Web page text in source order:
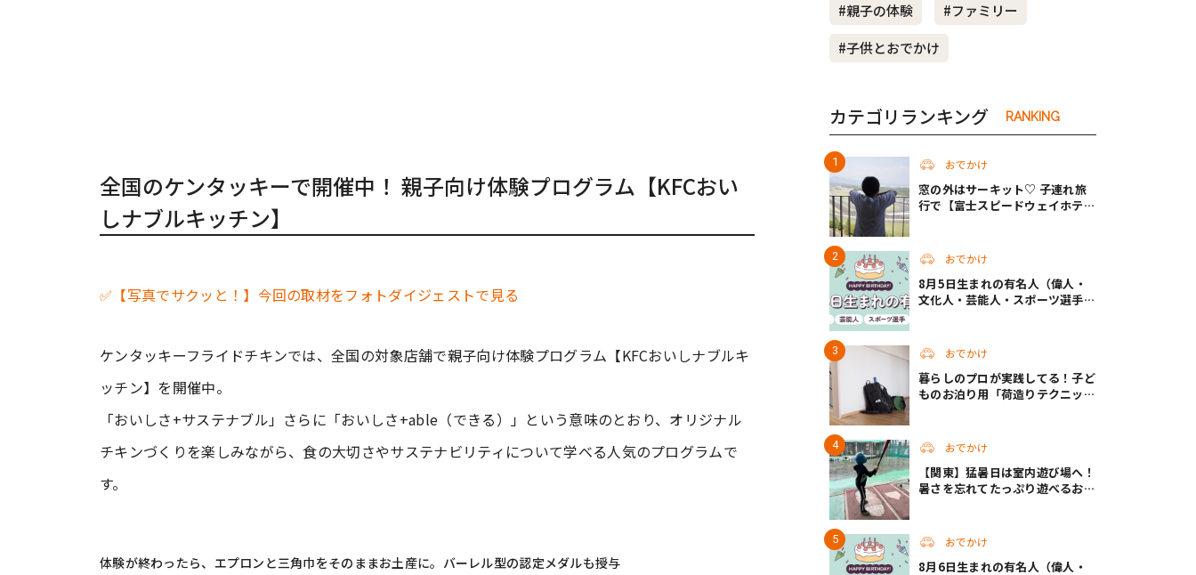
全国のケンタッキーで開催中！ 親子向け体験プログラム【KFCおい
しナブルキッチン】
✅【写真でサクッと！】今回の取材をフォトダイジェストで見る
ケンタッキーフライドチキンでは、全国の対象店舗で親子向け体験プログラム【KFCおいしナブルキ
ッチン】を開催中。
「おいしさ+サステナブル」さらに「おいしさ+able（できる）」という意味のとおり、オリジナル
チキンづくりを楽しみながら、食の大切さやサステナビリティについて学べる人気のプログラムで
す。
体験が終わったら、エプロンと三角巾をそのままお土産に。バーレル型の認定メダルも授与
#親子の体験
#ファミリー
#子供とおでかけ
カテゴリランキング RANKING
おでかけ
窓の外はサーキット♡ 子連れ旅
行で【富士スピードウェイホテ
おでかけ
8月5日生まれの有名人（偉人・
文化人・芸能人・スポーツ選手・
おでかけ
暮らしのプロが実践してる！子ど
ものお泊り用「荷造りテクニッ
おでかけ
【関東】猛暑日は室内遊び場へ！
暑さを忘れてたっぷり遊べるおす
おでかけ
8月6日生まれの有名人（偉人・